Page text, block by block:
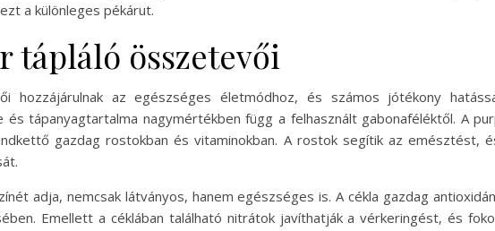
a különleges pékárut.
tápláló összetevői
hozzájárulnak az egészséges életmódhoz, és számos jótékony
és tápanyagtartalma nagymértékben függ a felhasznált gabonaféléktől. A
gazdag rostokban és vitaminokban. A rostok segítik az emésztést,
adja, nemcsak látványos, hanem egészséges is. A cékla gazdag
Emellett a céklában található nitrátok javíthatják a vérkeringést, és